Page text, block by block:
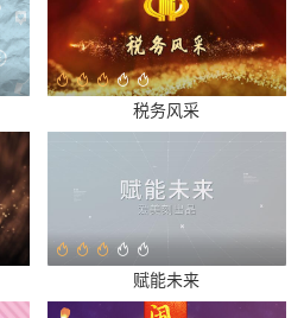
税务风采
赋能未来